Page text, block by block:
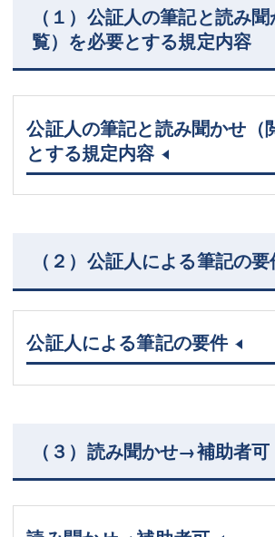
（１）公証人の筆記と読み
覧）を必要とする規定内容
公証人の筆記と読み聞かせ（
とする規定内容
（２）公証人による筆記の
公証人による筆記の要件
（３）読み聞かせ→補助者可